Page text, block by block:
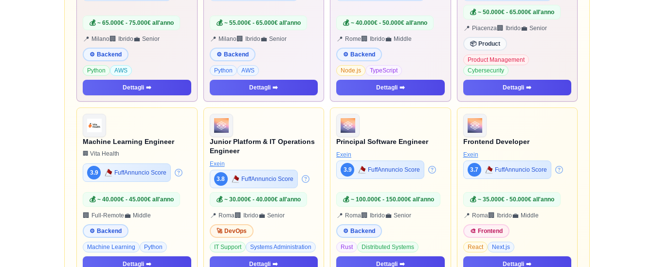
💰 ~ 65.000€ - 75.000€ all'anno
📍 Milano🏢 Ibrido💼 Senior
⚙️ Backend
Python AWS
Dettagli ➡️
💰 ~ 55.000€ - 65.000€ all'anno
📍 Milano🏢 Ibrido💼 Senior
⚙️ Backend
Python AWS
Dettagli ➡️
💰 ~ 40.000€ - 50.000€ all'anno
📍 Rome 🏢 Ibrido💼 Middle
⚙️ Backend
Node.js TypeScript
Dettagli ➡️
💰 ~ 50.000€ - 65.000€ all'anno
📍 Piacenza🏢 Ibrido💼 Senior
📦 Product
Product Management
Cybersecurity
Dettagli ➡️
Machine Learning Engineer
🏢 Vita Health
3.9 FuffAnnuncio Score
💰 ~ 40.000€ - 45.000€ all'anno
🏢 Full-Remote💼 Middle
⚙️ Backend
Machine Learning Python
Dettagli ➡️
Junior Platform & IT Operations
Engineer
Exein
3.8 FuffAnnuncio Score
💰 ~ 30.000€ - 40.000€ all'anno
📍 Roma🏢 Ibrido💼 Senior
🚀 DevOps
IT Support Systems Administration
Dettagli ➡️
Principal Software Engineer
Exein
3.9 FuffAnnuncio Score
💰 ~ 100.000€ - 150.000€ all'anno
📍 Roma🏢 Ibrido💼 Senior
⚙️ Backend
Rust Distributed Systems
Dettagli ➡️
Frontend Developer
Exein
3.7 FuffAnnuncio Score
💰 ~ 35.000€ - 50.000€ all'anno
📍 Roma🏢 Ibrido💼 Middle
🎨 Frontend
React Next.js
Dettagli ➡️